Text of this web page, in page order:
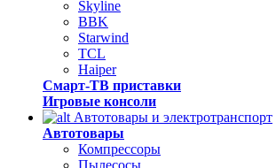
Skyline
BBK
Starwind
TCL
Haiper
Смарт-ТВ приставки
Игровые консоли
Автотовары и электротранспорт
Автотовары
Компрессоры
Пылесосы